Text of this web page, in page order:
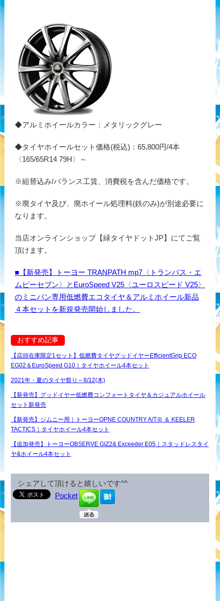
◆アルミホイールカラー：メタリックグレー
◆タイヤホイールセット価格(税込)：65,800円/4本
〈165/65R14 79H〉～
※組替込み/バランス工賃、消費税を含んだ価格です。
※廃タイヤ及び、廃ホイール処理料(鉄のみ)が別途必要に
なります。
当店オンラインショップ【緑タイヤドットJP】にてご覧
頂けます。
■【新発売】トーヨー TRANPATH mp7〈トランパス・エ
ムピーセブン〉とEuroSpeed V25〈ユーロスピード V25〉
のミニバン専用低燃費エコタイヤ＆アルミホイール新品
４本セットを新規発売開始しました。
おすすめ記事
【店頭在庫限定1セット】低燃費タイヤグッドイヤーEfficientGrip ECO
EG02＆EuroSpeed G10｜タイヤホイール4本セット
2021年・夏のタイヤ祭り～8/12(木)
【新発売】グッドイヤー低燃費コンフォートタイヤ＆カジュアルホイール
セット新発売
【新発売】ジムニー用｜トーヨーOPNE COUNTRY A/TⅢ ＆ KEELER
TACTICS｜タイヤホイール4本セット
【追加発売】トーヨーOBSERVE GIZ2& Exceeder E05｜スタッドレスタイ
ヤ&ホイール4本セット
シェアして頂けると嬉しいです^^
Pocket